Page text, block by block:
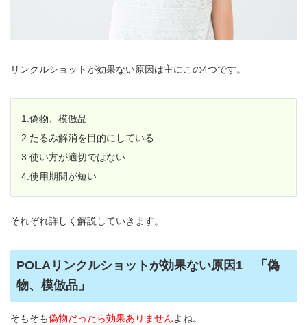
リンクルショットが効果ない原因は主にこの4つです。
1.偽物、模倣品
2.たるみ解消を目的にしている
3.使い方が適切ではない
4.使用期間が短い
それぞれ詳しく解説していきます。
POLAリンクルショットが効果ない原因1 「偽
物、模倣品」
そもそも偽物だったら効果ありませんよね。